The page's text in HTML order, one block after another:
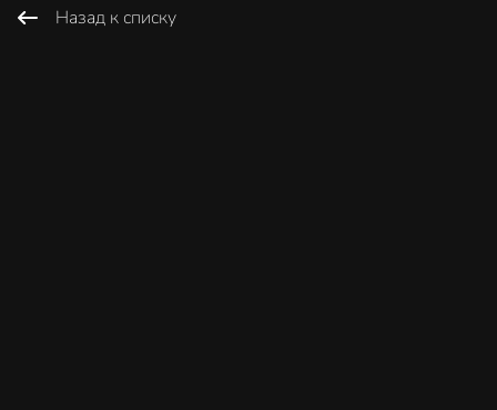
Назад к списку